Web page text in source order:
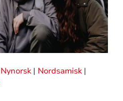
Nynorsk| Nordsamisk|